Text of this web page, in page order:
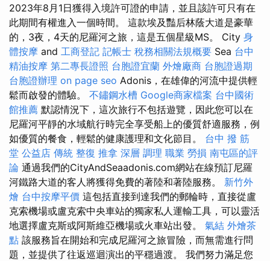
2023年8月1日獲得入境許可證的申請，並且該許可只有在
此期間有權進入一個時間。 這款埃及豔后林蔭大道是豪華
的，3夜，4天的尼羅河之旅，這是五個星級MS。 City 身
體按摩 and 工商登記 記帳士 稅務相關法規概要 Sea 台中
精油按摩 第二專長證照 台胞證宜蘭 外燴廠商 台胞證過期
台胞證辦理 on page seo Adonis，在雄偉的河流中提供輕
鬆而啟發的體驗。 不鏽鋼水槽 Google商家檔案 台中國術
館推薦 默認情況下，這次旅行不包括遊覽，因此您可以在
尼羅河平靜的水域航行時完全享受船上的優質舒適服務，例
如優質的餐食，輕鬆的健康護理和文化節目。 台中 撥 筋
堂 公益店 傳統 整復 推拿 深層 調理 職業 勞損 南屯區的評
論 通過我們的CityAndSeaadonis.com網站在線預訂尼羅
河鐵路大道的客人將獲得免費的著陸和著陸服務。 新竹外
燴 台中按摩平價 這包括直接到達我們的郵輪時，直接從盧
克索機場或盧克索中央車站的獨家私人運輸工具，可以靈活
地選擇盧克斯或阿斯維亞機場或火車站出發。 氣結 外燴茶
點 該服務旨在開始和完成尼羅河之旅冒險，而無需進行問
題，並提供了往返巡迴演出的平穩過渡。 我們努力滿足您